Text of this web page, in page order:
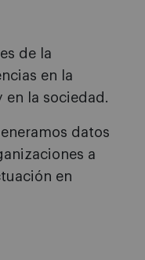
de la
en la
la sociedad.
datos
a
en